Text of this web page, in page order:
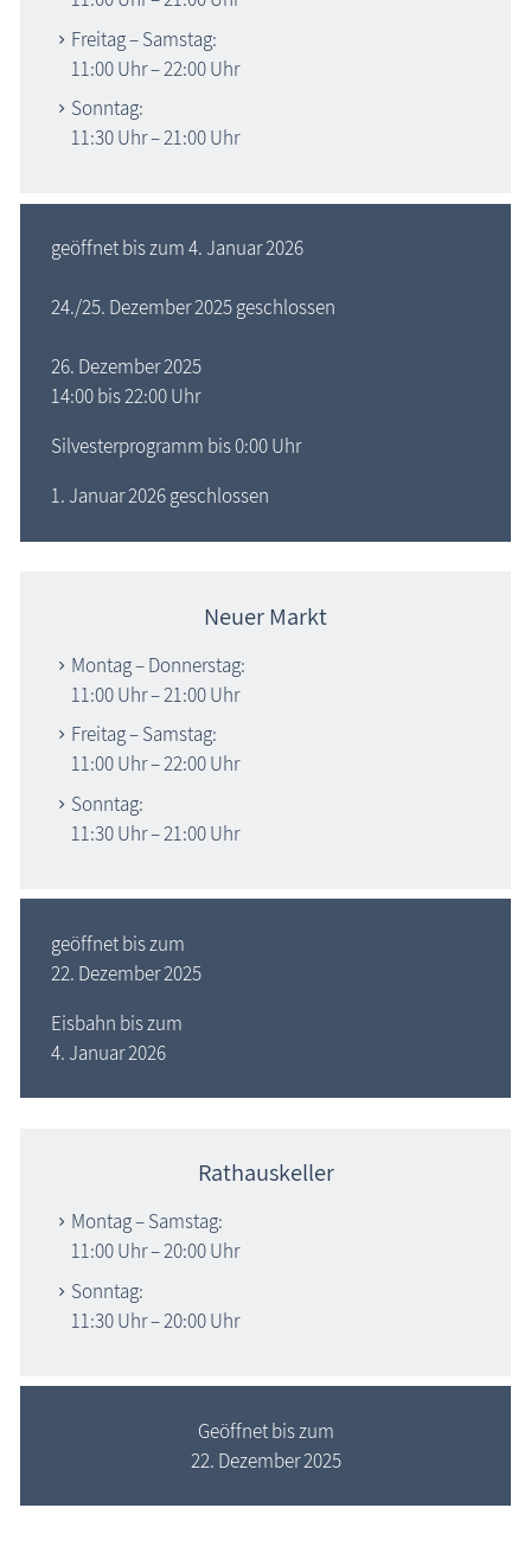
Freitag – Samstag:
11:00 Uhr – 22:00 Uhr
Sonntag:
11:30 Uhr – 21:00 Uhr
geöffnet bis zum 4. Januar 2026
24./25. Dezember 2025 geschlossen
26. Dezember 2025
14:00 bis 22:00 Uhr
Silvesterprogramm bis 0:00 Uhr
1. Januar 2026 geschlossen
Neuer Markt
Montag – Donnerstag:
11:00 Uhr – 21:00 Uhr
Freitag – Samstag:
11:00 Uhr – 22:00 Uhr
Sonntag:
11:30 Uhr – 21:00 Uhr
geöffnet bis zum
22. Dezember 2025
Eisbahn bis zum
4. Januar 2026
Rathauskeller
Montag – Samstag:
11:00 Uhr – 20:00 Uhr
Sonntag:
11:30 Uhr – 20:00 Uhr
Geöffnet bis zum
22. Dezember 2025